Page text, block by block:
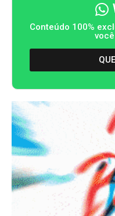
Conteúdo 100%